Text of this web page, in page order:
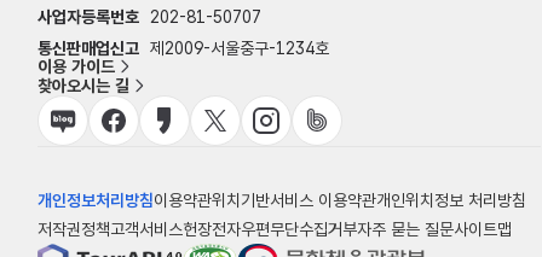
사업자등록번호
202-81-50707
통신판매업신고 제2009-서울중구-1234호
이용 가이드
찾아오시는 길
개인정보처리방침이용약관위치기반서비스 이용약관개인위치정보 처리방침
저작권정책고객서비스헌장전자우편무단수집거부자주 묻는 질문사이트맵